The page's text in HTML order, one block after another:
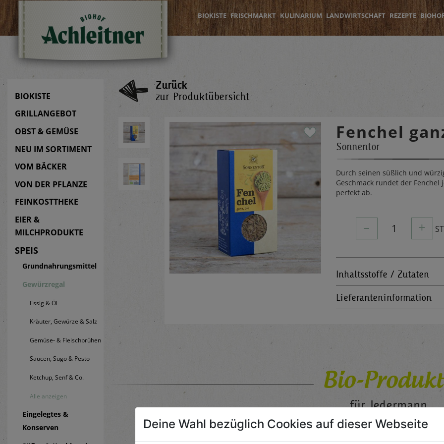
BIOKISTE FRISCHMARKT KULINARIUM LANDWIRTSCHAFT REZEPTE
BIOKISTE
GRILLANGEBOT
OBST & GEMÜSE
NEU IM SORTIMENT
VOM BÄCKER
VON DER PFLANZE
FEINKOSTTHEKE
EIER &
MILCHPRODUKTE
SPEIS
Grundnahrungsmittel
Gewürzregal
Essig & Öl
Kräuter, Gewürze & Salz
Gemüse- & Fleischbrühen
Saucen, Sugo & Pesto
Ketchup, Senf & Co.
Alle anzeigen
Eingelegtes &
Konserven
Zurück
zur Produktübersicht
Fenchel
Sonnentor
Durch seinen süßlich und
Geschmack rundet der Fenchel
perfekt ab.
– 1 +
Inhaltsstoffe / Zutaten
Lieferanteninformation
Bio-
für Jedermann
Deine Wahl bezüglich Cookies auf dieser Webseite